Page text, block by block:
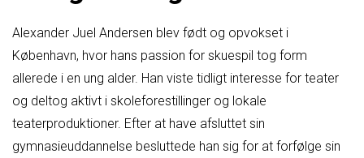
Alexander Juel Andersen blev født og opvokset i
København, hvor hans passion for skuespil tog form
allerede i en ung alder. Han viste tidligt interesse for teater
og deltog aktivt i skoleforestillinger og lokale
teaterproduktioner. Efter at have afsluttet sin
gymnasieuddannelse besluttede han sig for at forfølge sin